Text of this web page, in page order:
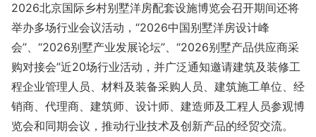
2026北京国际乡村别墅洋房配套设施博览会召开期间还将
举办多场行业会议活动，“2026中国别墅洋房设计峰
会”、“2026别墅产业发展论坛”、“2026别墅产品供应商采
购对接会”近20场行业活动，并广泛通知邀请建筑及装修工
程企业管理人员、材料及装备采购人员、建筑施工单位、经
销商、代理商、建筑师、设计师、建造师及工程人员参观博
览会和同期会议，推动行业技术及创新产品的经贸交流。